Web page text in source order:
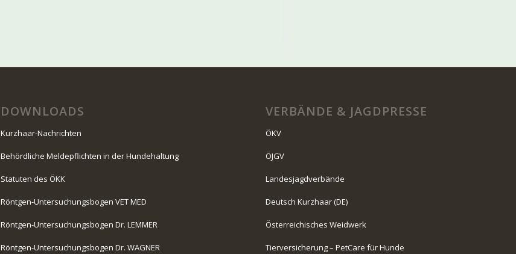
DOWNLOADS
Kurzhaar-Nachrichten
Behördliche Meldepflichten in der Hundehaltung
Statuten des ÖKK
Röntgen-Untersuchungsbogen VET MED
Röntgen-Untersuchungsbogen Dr. LEMMER
Röntgen-Untersuchungsbogen Dr. WAGNER
VERBÄNDE & JAGDPRESSE
ÖKV
ÖJGV
Landesjagdverbände
Deutsch Kurzhaar (DE)
Österreichisches Weidwerk
Tierversicherung – PetCare für Hunde